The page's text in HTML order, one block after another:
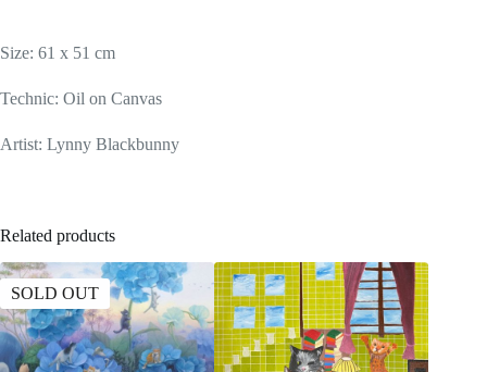
Size: 61 x 51 cm
Technic: Oil on Canvas
Artist: Lynny Blackbunny
Related products
SOLD OUT